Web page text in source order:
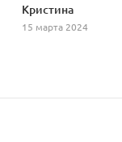
Кристина
15 марта 2024